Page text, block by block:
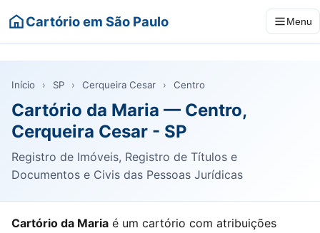
Cartório em São Paulo Menu
Início › SP › Cerqueira Cesar › Centro
Cartório da Maria — Centro,
Cerqueira Cesar - SP
Registro de Imóveis, Registro de Títulos e
Documentos e Civis das Pessoas Jurídicas
Cartório da Maria é um cartório com atribuições